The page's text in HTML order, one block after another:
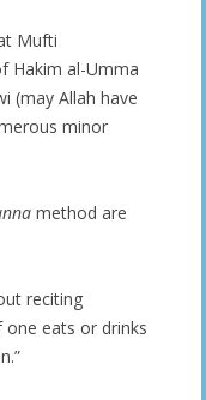
Mufti
Hakim al-Umma
(may Allah have
minor
method are
reciting
one eats or drinks